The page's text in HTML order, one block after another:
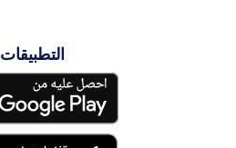
التطبيقات